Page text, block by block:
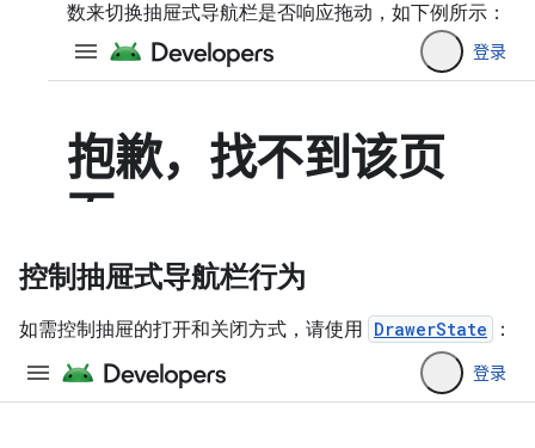
数来切换抽屉式导航栏是否响应拖动，如下例所示：
控制抽屉式导航栏行为
如需控制抽屉的打开和关闭方式，请使用 DrawerState ：